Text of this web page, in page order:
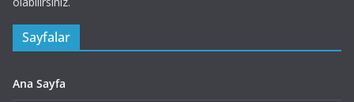
Sayfalar
Ana Sayfa